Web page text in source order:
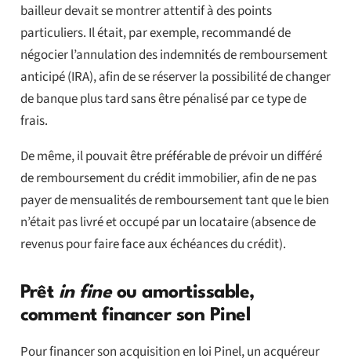
bailleur devait se montrer attentif à des points
particuliers. Il était, par exemple, recommandé de
négocier l’annulation des indemnités de remboursement
anticipé (IRA), afin de se réserver la possibilité de changer
de banque plus tard sans être pénalisé par ce type de
frais.
De même, il pouvait être préférable de prévoir un différé
de remboursement du crédit immobilier, afin de ne pas
payer de mensualités de remboursement tant que le bien
n’était pas livré et occupé par un locataire (absence de
revenus pour faire face aux échéances du crédit).
Prêt in fineou amortissable,
comment financer son Pinel
Pour financer son acquisition en loi Pinel, un acquéreur